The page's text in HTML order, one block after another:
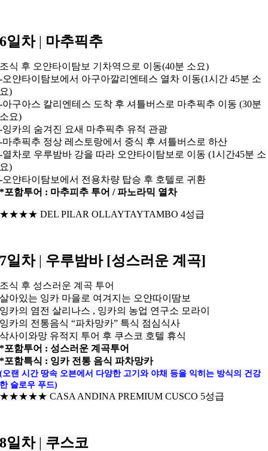
6일차 | 마추픽추
조식 후 오얀타이탐보 기차역으로 이동(40분 소요)
-오얀타이탐보에서 아구아깔리엔테스 열차 이동(1시간 45분 소
요)
-아구아스 칼리엔테스 도착 후 셔틀버스로 마추픽추 이동 (30분
소요)
-잉카의 숨겨진 요새 마추픽추 유적 관광
-마추픽추 정상 레스토랑에서 중식 후 셔틀버스로 하산
-열차로 우루밤바 강을 따라 오얀타이탐보로 이동 (1시간45분 소
요)
-오얀타이탐보에서 전용차량 탑승 후 호텔로 귀환
*포함투어 : 마추피추 투어 / 파노라믹 열차
★★★★DEL PILAR OLLAYTAYTAMBO 4성급
7일차 | 우루밤바 [성스러운 계곡]
조식 후 성스러운 계곡 투어
살아있는 잉카 마을로 여겨지는 오얀따이땀보
잉카의 염전 살리나스 , 잉카의 농업 연구소 모라이
잉카의 전통음식 “파차망카” 특식 점심식사
삭사이와망 유적지 투어 후 쿠스코 호텔 휴식
*포함투어 : 성스러운 계곡투어
*포함특식 : 잉카 전통 음식 파차망카
(오랜 시간 땅속 오븐에서 다양한 고기와 야채 등을 익히는 방식의 건강
한 슬로우 푸드)
★★★★★ CASA ANDINA PREMIUM CUSCO 5성급
8일차 | 쿠스코